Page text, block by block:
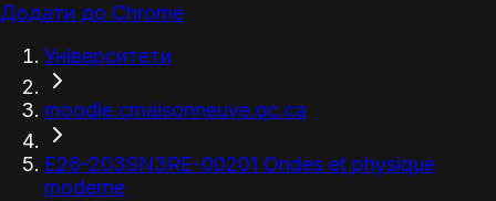
Додати до Chrome
Університети
moodle.cmaisonneuve.qc.ca
E26-203SN3RE-00201 Ondes et physique
moderne